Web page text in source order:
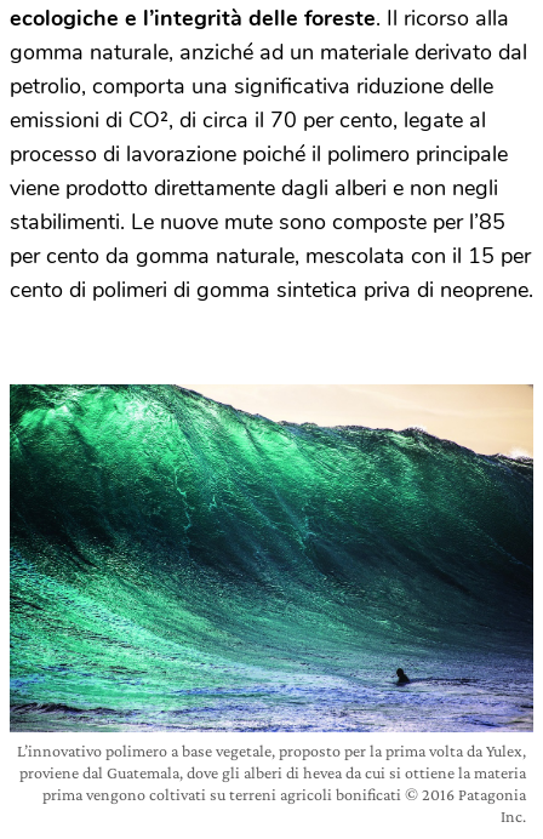
ecologiche e l’integrità delle foreste. Il ricorso alla
gomma naturale, anziché ad un materiale derivato dal
petrolio, comporta una significativa riduzione delle
emissioni di CO², di circa il 70 per cento, legate al
processo di lavorazione poiché il polimero principale
viene prodotto direttamente dagli alberi e non negli
stabilimenti. Le nuove mute sono composte per l’85
per cento da gomma naturale, mescolata con il 15 per
cento di polimeri di gomma sintetica priva di neoprene.
L’innovativo polimero a base vegetale, proposto per la prima volta da Yulex,
proviene dal Guatemala, dove gli alberi di hevea da cui si ottiene la materia
prima vengono coltivati su terreni agricoli bonificati © 2016 Patagonia
Inc.